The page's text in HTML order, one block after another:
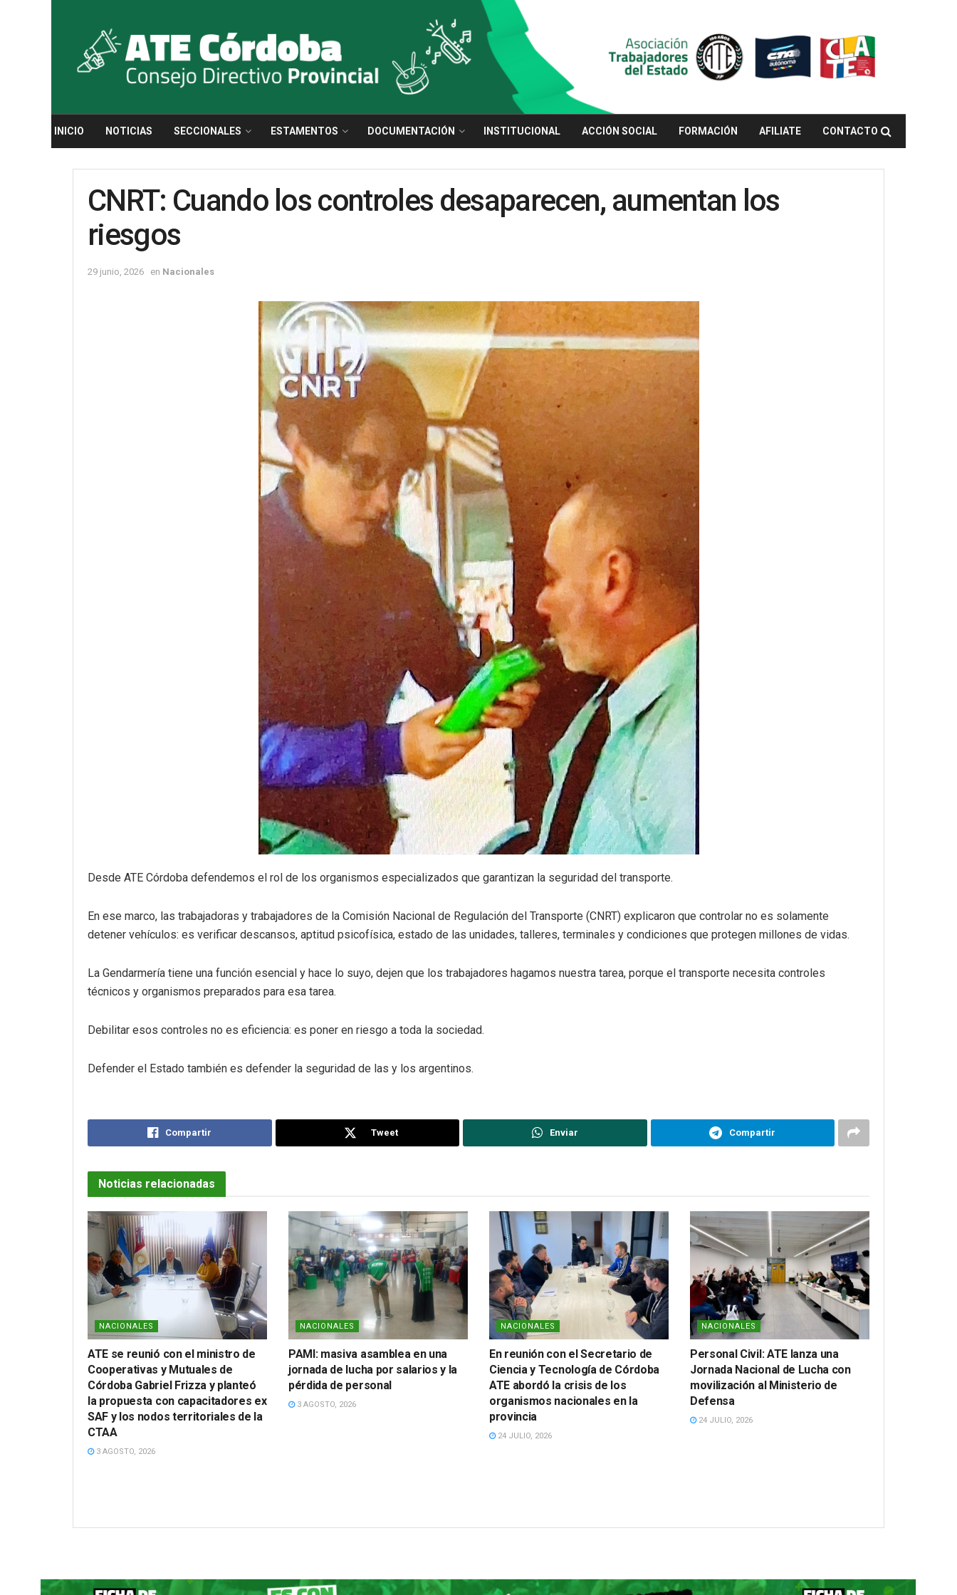
INICIO NOTICIAS SECCIONALES ESTAMENTOS DOCUMENTACIÓN INSTITUCIONAL ACCIÓN SOCIAL FORMACIÓN AFILIATE CONTACTO
CNRT: Cuando los controles desaparecen, aumentan los
riesgos
29 junio, 2026 en Nacionales
Desde ATE Córdoba defendemos el rol de los organismos especializados que garantizan la seguridad del transporte.
En ese marco, las trabajadoras y trabajadores de la Comisión Nacional de Regulación del Transporte (CNRT) explicaron que controlar no es solamente
detener vehículos: es verificar descansos, aptitud psicofísica, estado de las unidades, talleres, terminales y condiciones que protegen millones de vidas.
La Gendarmería tiene una función esencial y hace lo suyo, dejen que los trabajadores hagamos nuestra tarea, porque el transporte necesita controles
técnicos y organismos preparados para esa tarea.
Debilitar esos controles no es eficiencia: es poner en riesgo a toda la sociedad.
Defender el Estado también es defender la seguridad de las y los argentinos.
Compartir Tweet Enviar Compartir
Noticias relacionadas
NACIONALES
ATE se reunió con el ministro de
Cooperativas y Mutuales de
Córdoba Gabriel Frizza y planteó
la propuesta con capacitadores ex
SAF y los nodos territoriales de la
CTAA
3 AGOSTO, 2026
NACIONALES
PAMI: masiva asamblea en una
jornada de lucha por salarios y la
pérdida de personal
3 AGOSTO, 2026
NACIONALES
En reunión con el Secretario de
Ciencia y Tecnología de Córdoba
ATE abordó la crisis de los
organismos nacionales en la
provincia
24 JULIO, 2026
NACIONALES
Personal Civil: ATE lanza una
Jornada Nacional de Lucha con
movilización al Ministerio de
Defensa
24 JULIO, 2026